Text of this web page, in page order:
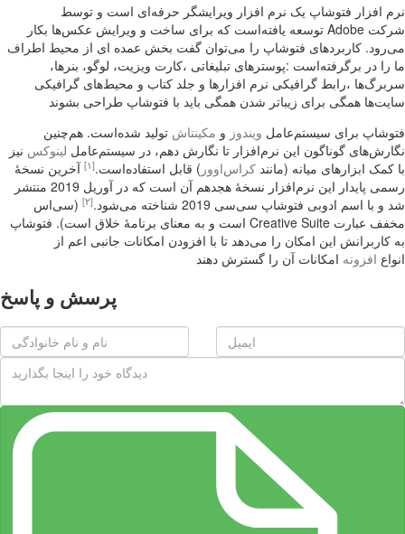
نرم افزار فتوشاپ یک نرم افزار ویرایشگر حرفه‌ای است و توسط
شرکت Adobe توسعه یافته‌است که برای ساخت و ویرایش عکس‌ها بکار
می‌رود. کاربردهای فتوشاپ را می‌توان گفت بخش عمده ای از محیط اطراف
ما را در برگرفته‌است :پوسترهای تبلیغاتی ،کارت ویزیت، لوگو، بنرها،
سربرگ‌ها ،رابط گرافیکی نرم افزارها و جلد کتاب و محیط‌های گرافیکی
سایت‌ها همگی برای زیباتر شدن همگی باید با فتوشاپ طراحی بشوند
فتوشاپ برای سیستم‌عامل ویندوز و مکینتاش تولید شده‌است. هم‌چنین
نگارش‌های گوناگون این نرم‌افزار تا نگارش دهم، در سیستم‌عامل لینوکس نیز
با کمک ابزارهای میانه (مانند کراس‌اوور ) قابل استفاده‌است.[۱]
آخرین نسخهٔ
رسمی پایدار این نرم‌افزار نسخهٔ هجدهم آن است که در آوریل 2019 منتشر
شد و با اسم ادوبی فتوشاپ سی‌سی 2019 شناخته می‌شود.
[۲]
(سی‌اس
مخفف عبارت Creative Suite است و به معنای برنامهٔ خلاق است). فتوشاپ
به کاربرانش این امکان را می‌دهد تا با افزودن امکانات جانبی اعم از
انواع افزونه امکانات آن را گسترش دهند
پرسش و پاسخ